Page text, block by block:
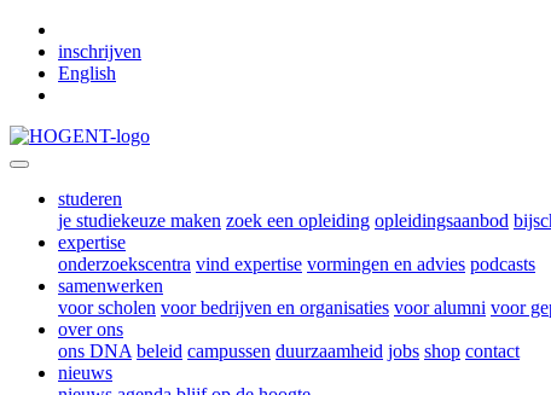
inschrijven
English
studeren
je studiekeuze maken zoek een opleiding opleidingsaanbod
expertise
onderzoekscentra vind expertise vormingen en advies podcasts
samenwerken
voor scholen voor bedrijven en organisaties voor alumni voor
over ons
ons DNA beleid campussen duurzaamheid jobs shop contact
nieuws